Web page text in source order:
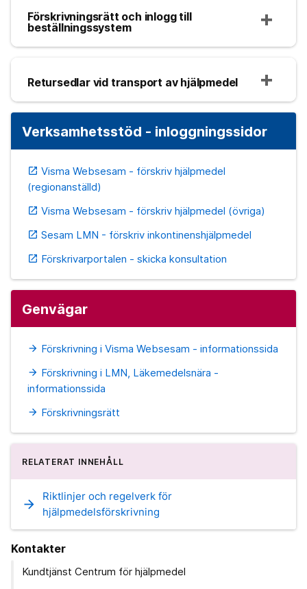
Förskrivningsrätt och inlogg till
beställningssystem
Retursedlar vid transport av hjälpmedel
Verksamhetsstöd - inloggningssidor
open_in_new Visma Websesam - förskriv hjälpmedel
(regionanställd)
open_in_new Visma Websesam - förskriv hjälpmedel (övriga)
open_in_new Sesam LMN - förskriv inkontinenshjälpmedel
open_in_new Förskrivarportalen - skicka konsultation
Genvägar
arrow_forward Förskrivning i Visma Websesam - informationssida
arrow_forward Förskrivning i LMN, Läkemedelsnära -
informationssida
arrow_forward Förskrivningsrätt
RELATERAT INNEHÅLL
arrow_forward
Riktlinjer och regelverk för
hjälpmedelsförskrivning
Kontakter
Kundtjänst Centrum för hjälpmedel